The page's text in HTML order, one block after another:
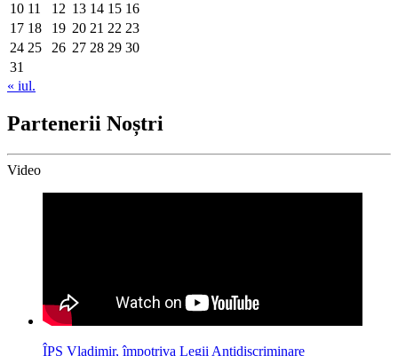
10 11 12 13 14 15 16
17 18 19 20 21 22 23
24 25 26 27 28 29 30
31
« iul.
Partenerii Noștri
Video
ÎPS Vladimir, împotriva Legii Antidiscriminare